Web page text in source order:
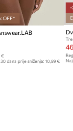
OFF*
€
dana prije sniženja: 10,99 €
-